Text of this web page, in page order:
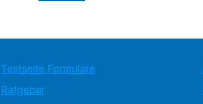
Testseite Formulare
Ratgeber